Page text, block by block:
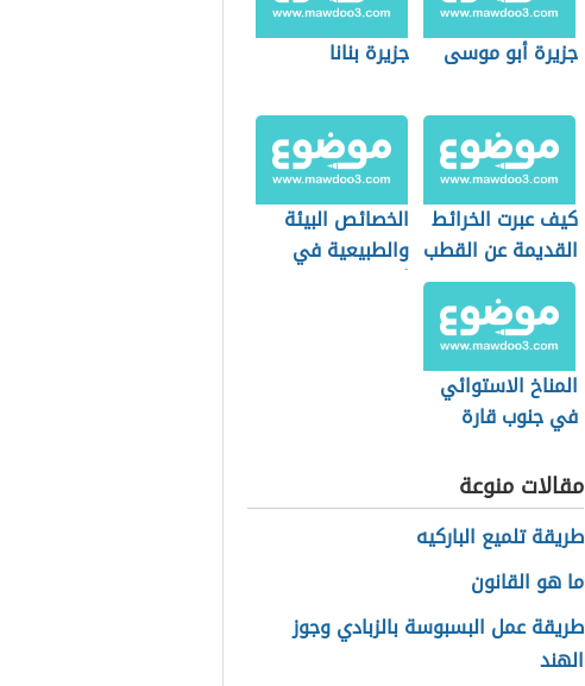
جزيرة أبو موسى جزيرة بنانا
كيف عبرت الخرائط
القديمة عن القطب
الشمالي؟
الخصائص البيئة
والطبيعية في
أوقيانوسيا
المناخ الاستوائي
في جنوب قارة
مقالات منوعة
طريقة تلميع الباركيه
ما هو القانون
طريقة عمل البسبوسة بالزبادي وجوز
الهند